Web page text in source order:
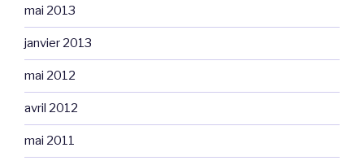
mai 2013
janvier 2013
mai 2012
avril 2012
mai 2011